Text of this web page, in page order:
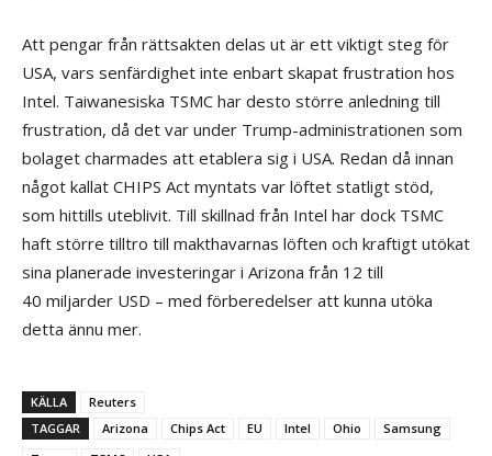
Att pengar från rättsakten delas ut är ett viktigt steg för
USA, vars senfärdighet inte enbart skapat frustration hos
Intel. Taiwanesiska TSMC har desto större anledning till
frustration, då det var under Trump-administrationen som
bolaget charmades att etablera sig i USA. Redan då innan
något kallat CHIPS Act myntats var löftet statligt stöd,
som hittills uteblivit. Till skillnad från Intel har dock TSMC
haft större tilltro till makthavarnas löften och kraftigt utökat
sina planerade investeringar i Arizona från 12 till
40 miljarder USD – med förberedelser att kunna utöka
detta ännu mer.
KÄLLA
Reuters
TAGGAR
Arizona Chips Act EU Intel Ohio
Samsung